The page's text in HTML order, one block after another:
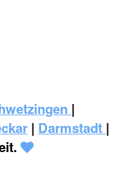
|
| Darmstadt |